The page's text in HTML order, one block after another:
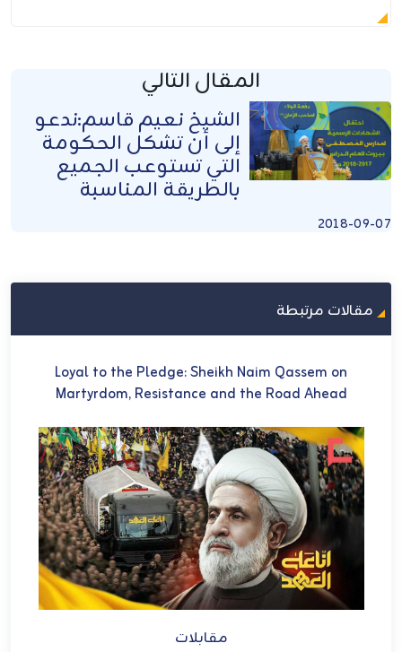
المقال التالي
الشيخ نعيم قاسم:ندعو
إلى أن تشكل الحكومة
التي تستوعب الجميع
بالطريقة المناسبة
2018-09-07
مقالات مرتبطة
Loyal to the Pledge: Sheikh Naim Qassem on
Martyrdom, Resistance and the Road Ahead
مقابلات